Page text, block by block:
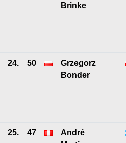
Brinke
24. 50
Grzegorz
Bonder
25. 47
André